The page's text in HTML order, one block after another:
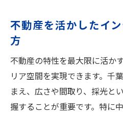
不動産を活かしたイ
方
不動産の特性を最大限に活か
リア空間を実現できます。千
まえ、広さや間取り、採光と
握することが重要です。特に